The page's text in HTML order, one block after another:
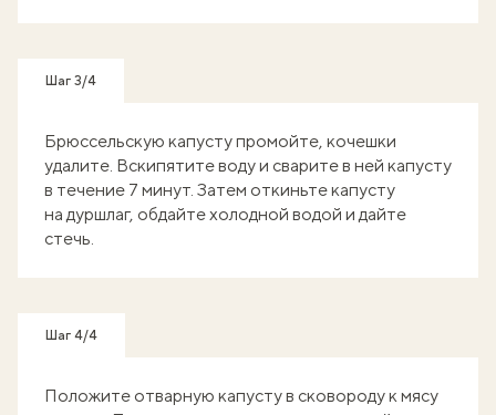
Шаг 3/4
Брюссельскую капусту промойте, кочешки
удалите. Вскипятите воду и сварите в ней капусту
в течение 7 минут. Затем откиньте капусту
на дуршлаг, обдайте холодной водой и дайте
стечь.
Шаг 4/4
Положите отварную капусту в сковороду к мясу